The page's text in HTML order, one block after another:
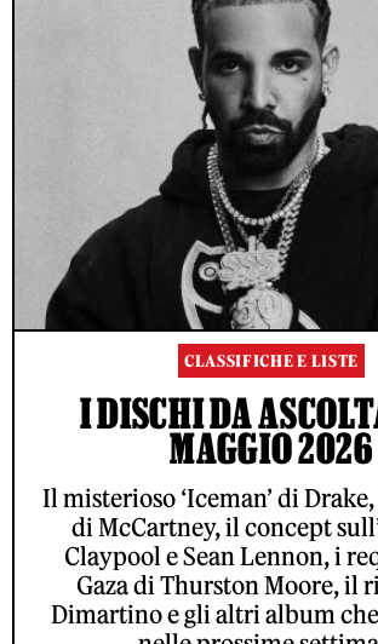
CLASSIFICHE E LISTE
I DISCHI DA
MAGGIO 2026
Il misterioso ‘Iceman’ di
di McCartney, il concept
Claypool e Sean Lennon, i
Gaza di Thurston Moore, il
Dimartino e gli altri album